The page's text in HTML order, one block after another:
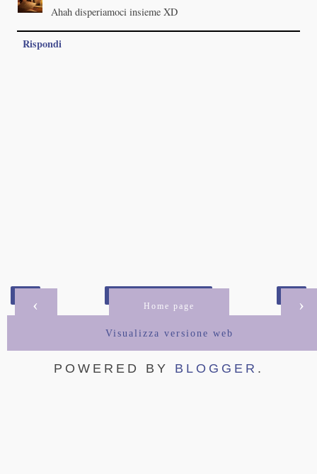
Ahah disperiamoci insieme XD
Rispondi
‹ ›
Home page
Visualizza versione web
POWERED BY BLOGGER .